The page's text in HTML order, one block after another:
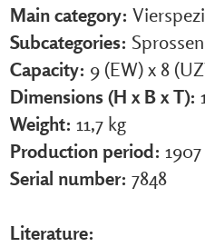
Main category:
Subcategories:
Capacity: 9 (EW) x 8
Dimensions (H x B x T):
Weight: 11,7 kg
Production period:
Serial number: 7848
Literature: